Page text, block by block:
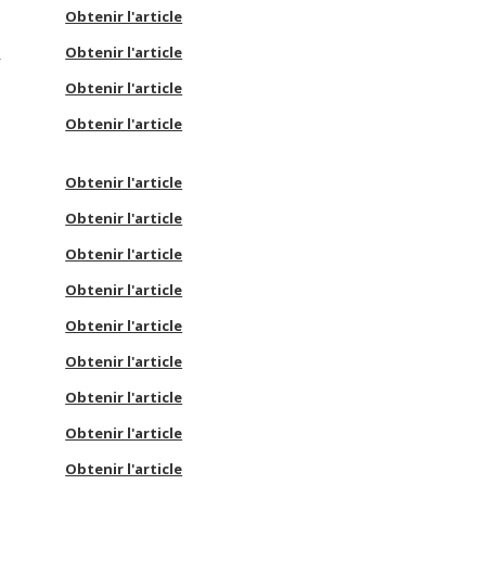
Obtenir l'article
Obtenir l'article
Obtenir l'article
Obtenir l'article
Obtenir l'article
Obtenir l'article
Obtenir l'article
Obtenir l'article
Obtenir l'article
Obtenir l'article
Obtenir l'article
Obtenir l'article
Obtenir l'article